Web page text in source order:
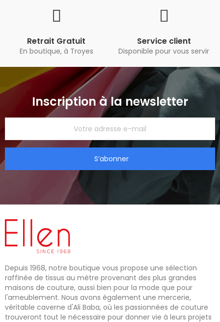
Retrait Gratuit
En boutique, à Troyes
Service client
Disponible pour vous servir
Inscription à la newsletter
S’abonner
Depuis 1968, notre boutique vous propose une sélection
raffinée de tissus au mètre provenant des plus grandes
maisons de couture, aussi bien pour la mode que pour
l'ameublement. Nous avons également une mercerie,
véritable caverne d'Ali Baba, où les passionnées de couture
trouveront tout le nécessaire pour donner vie à leurs projets